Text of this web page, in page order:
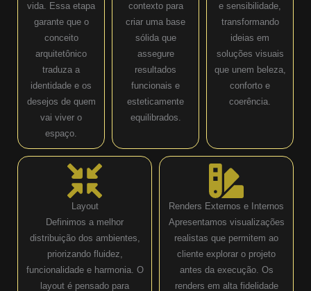
vida. Essa etapa
garante que o
conceito
arquitetônico
traduza a
identidade e os
desejos de quem
vai viver o
espaço.
contexto para
criar uma base
sólida que
assegure
resultados
funcionais e
esteticamente
equilibrados.
e sensibilidade,
transformando
ideias em
soluções visuais
que unem beleza,
conforto e
coerência.
Layout
Definimos a melhor
distribuição dos ambientes,
priorizando fluidez,
funcionalidade e harmonia. O
layout é pensado para
Renders Externos e Internos
Apresentamos visualizações
realistas que permitem ao
cliente explorar o projeto
antes da execução. Os
renders em alta fidelidade